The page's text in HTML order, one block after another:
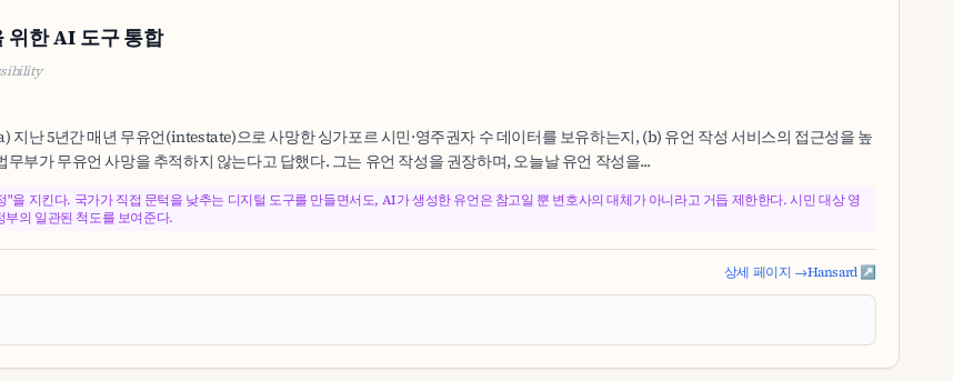
위한 AI 도구 통합
난 5년간 매년 무유언(intestate)으로 사망한 싱가포르 시민·영주권자 수 데이터를 보유하는지, (b) 유언 작성 서비스의 접근성을 높
부가 무유언 사망을 추적하지 않는다고 답했다. 그는 유언 작성을 권장하며, 오늘날 유언 작성을...
지킨다. 국가가 직접 문턱을 낮추는 디지털 도구를 만들면서도, AI가 생성한 유언은 참고일 뿐 변호사의 대체가 아니라고 거듭 제한한다. 시민 대상 영
의 일관된 척도를 보여준다.
상세 페이지 →Hansard ↗